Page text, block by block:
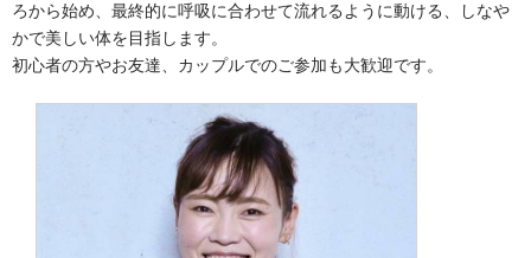
ろから始め、最終的に呼吸に合わせて流れるように動ける、しなや
かで美しい体を目指します。
初心者の方やお友達、カップルでのご参加も大歓迎です。